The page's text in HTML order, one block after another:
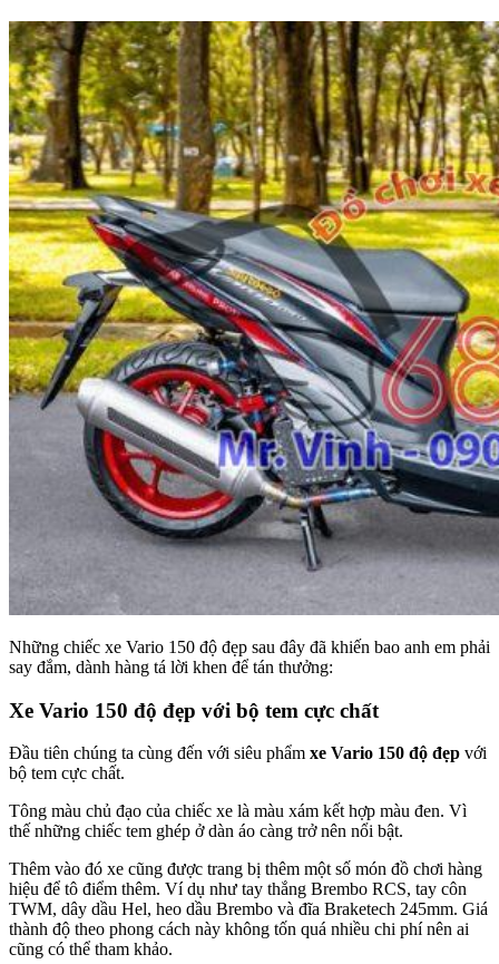
Những chiếc xe Vario 150 độ đẹp sau đây đã khiến bao anh em phải
say đắm, dành hàng tá lời khen để tán thưởng:
Xe Vario 150 độ đẹp với bộ tem cực chất
Đầu tiên chúng ta cùng đến với siêu phẩm xe Vario 150 độ đẹp với
bộ tem cực chất.
Tông màu chủ đạo của chiếc xe là màu xám kết hợp màu đen. Vì
thế những chiếc tem ghép ở dàn áo càng trở nên nổi bật.
Thêm vào đó xe cũng được trang bị thêm một số món đồ chơi hàng
hiệu để tô điểm thêm. Ví dụ như tay thắng Brembo RCS, tay côn
TWM, dây dầu Hel, heo dầu Brembo và đĩa Braketech 245mm. Giá
thành độ theo phong cách này không tốn quá nhiều chi phí nên ai
cũng có thể tham khảo.